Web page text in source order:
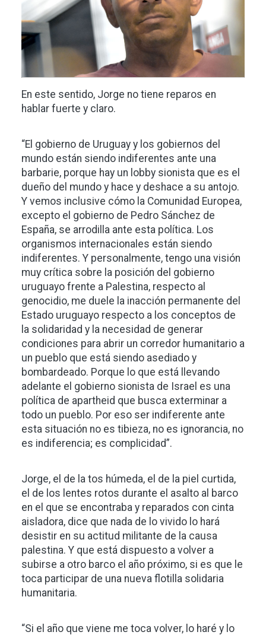
En este sentido, Jorge no tiene reparos en
hablar fuerte y claro.
“El gobierno de Uruguay y los gobiernos del
mundo están siendo indiferentes ante una
barbarie, porque hay un lobby sionista que es el
dueño del mundo y hace y deshace a su antojo.
Y vemos inclusive cómo la Comunidad Europea,
excepto el gobierno de Pedro Sánchez de
España, se arrodilla ante esta política. Los
organismos internacionales están siendo
indiferentes. Y personalmente, tengo una visión
muy crítica sobre la posición del gobierno
uruguayo frente a Palestina, respecto al
genocidio, me duele la inacción permanente del
Estado uruguayo respecto a los conceptos de
la solidaridad y la necesidad de generar
condiciones para abrir un corredor humanitario a
un pueblo que está siendo asediado y
bombardeado. Porque lo que está llevando
adelante el gobierno sionista de Israel es una
política de apartheid que busca exterminar a
todo un pueblo. Por eso ser indiferente ante
esta situación no es tibieza, no es ignorancia, no
es indiferencia; es complicidad”.
Jorge, el de la tos húmeda, el de la piel curtida,
el de los lentes rotos durante el asalto al barco
en el que se encontraba y reparados con cinta
aisladora, dice que nada de lo vivido lo hará
desistir en su actitud militante de la causa
palestina. Y que está dispuesto a volver a
subirse a otro barco el año próximo, si es que le
toca participar de una nueva flotilla solidaria
humanitaria.
“Si el año que viene me toca volver, lo haré y lo